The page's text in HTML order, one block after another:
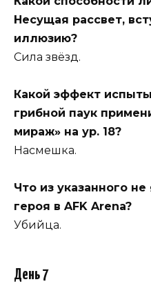
Несущая рассвет,
иллюзию?
Сила звёзд.
Какой эффект
грибной паук
мираж» на ур. 18?
Насмешка.
Что из указанного
героя в AFK Arena?
Убийца.
День 7